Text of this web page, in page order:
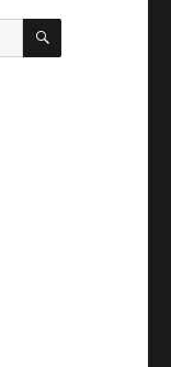
BUSCAR